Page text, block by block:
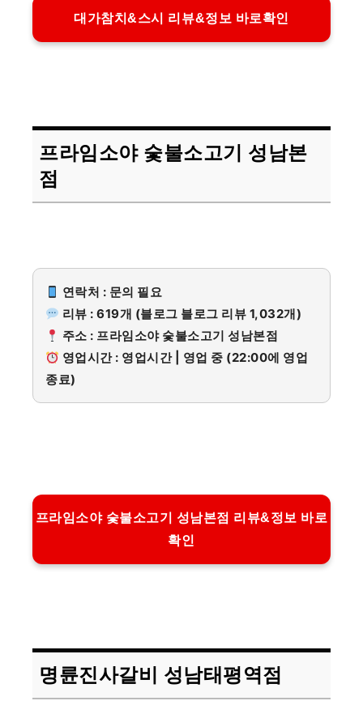
대가참치&스시 리뷰&정보 바로확인
프라임소야 숯불소고기 성남본
점
연락처 : 문의 필요
리뷰 : 619개 (블로그 블로그 리뷰 1,032개)
주소 : 프라임소야 숯불소고기 성남본점
영업시간 : 영업시간 | 영업 중 (22:00에 영업
종료)
프라임소야 숯불소고기 성남본점 리뷰&정보 바로
확인
명륜진사갈비 성남태평역점